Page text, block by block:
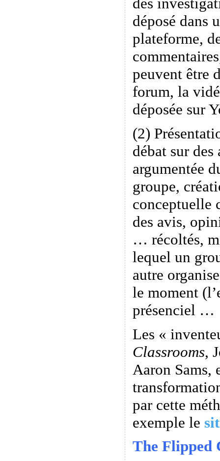
déposé dans
plateforme,
peuvent être
forum, la
déposée sur
(2)
débat sur
argumentée
groupe,
conceptuelle
des avis,
… récoltés,
lequel un
autre
le moment
présenciel …
Les «
Classrooms,
Aaron Sams,
par cette
exemple le
The Flipped